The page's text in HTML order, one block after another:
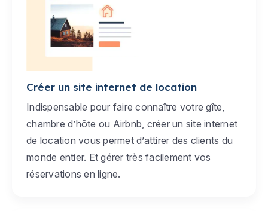
Créer un site internet de location
Indispensable pour faire connaître votre gîte,
chambre d’hôte ou Airbnb, créer un site internet
de location vous permet d’attirer des clients du
monde entier. Et gérer très facilement vos
réservations en ligne.